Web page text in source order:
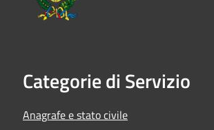
Categorie di Servizio
Anagrafe e stato civile